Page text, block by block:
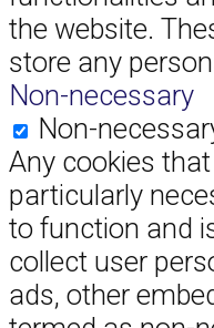
the website.
store any
Non-necessary
Non-
Any cookies
particularly
to function and
collect user
ads, other